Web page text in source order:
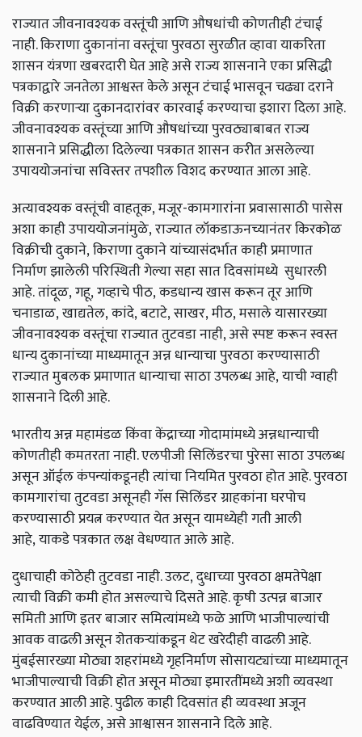
राज्यात जीवनावश्यक वस्तूंची आणि औषधांची कोणतीही टंचाई
नाही. किराणा दुकानांना वस्तूंचा पुरवठा सुरळीत व्हावा याकरिता
शासन यंत्रणा खबरदारी घेत आहे असे राज्य शासनाने एका प्रसिद्धी
पत्रकाद्वारे जनतेला आश्वस्त केले असून टंचाई भासवून चढ्या दराने
विक्री करणाऱ्या दुकानदारांवर कारवाई करण्याचा इशारा दिला आहे.
जीवनावश्यक वस्तूंच्या आणि औषधांच्या पुरवठ्याबाबत राज्य
शासनाने प्रसिद्धीला दिलेल्या पत्रकात शासन करीत असलेल्या
उपाययोजनांचा सविस्तर तपशील विशद करण्यात आला आहे.
अत्यावश्यक वस्तूंची वाहतूक, मजूर-कामगारांना प्रवासासाठी पासेस
अशा काही उपाययोजनांमुळे, राज्यात लॉकडाऊनच्यानंतर किरकोळ
विक्रीची दुकाने, किराणा दुकाने यांच्यासंदर्भात काही प्रमाणात
निर्माण झालेली परिस्थिती गेल्या सहा सात दिवसांमध्ये सुधारली
आहे. तांदूळ, गहू, गव्हाचे पीठ, कडधान्य खास करून तूर आणि
चनाडाळ, खाद्यतेल, कांदे, बटाटे, साखर, मीठ, मसाले यासारख्या
जीवनावश्यक वस्तूंचा राज्यात तुटवडा नाही, असे स्पष्ट करून स्वस्त
धान्य दुकानांच्या माध्यमातून अन्न धान्याचा पुरवठा करण्यासाठी
राज्यात मुबलक प्रमाणात धान्याचा साठा उपलब्ध आहे, याची ग्वाही
शासनाने दिली आहे.
भारतीय अन्न महामंडळ किंवा केंद्राच्या गोदामांमध्ये अन्नधान्याची
कोणतीही कमतरता नाही. एलपीजी सिलिंडरचा पुरेसा साठा उपलब्ध
असून ऑईल कंपन्यांकडूनही त्यांचा नियमित पुरवठा होत आहे. पुरवठा
कामगारांचा तुटवडा असूनही गॅस सिलिंडर ग्राहकांना घरपोच
करण्यासाठी प्रयत्न करण्यात येत असून यामध्येही गती आली
आहे, याकडे पत्रकात लक्ष वेधण्यात आले आहे.
दुधाचाही कोठेही तुटवडा नाही. उलट, दुधाच्या पुरवठा क्षमतेपेक्षा
त्याची विक्री कमी होत असल्याचे दिसते आहे. कृषी उत्पन्न बाजार
समिती आणि इतर बाजार समित्यांमध्ये फळे आणि भाजीपाल्यांची
आवक वाढली असून शेतकऱ्यांकडून थेट खरेदीही वाढली आहे.
मुंबईसारख्या मोठ्या शहरांमध्ये गृहनिर्माण सोसायट्यांच्या माध्यमातून
भाजीपाल्याची विक्री होत असून मोठ्या इमारतींमध्ये अशी व्यवस्था
करण्यात आली आहे. पुढील काही दिवसांत ही व्यवस्था अजून
वाढविण्यात येईल, असे आश्वासन शासनाने दिले आहे.